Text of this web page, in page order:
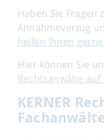
Haben Sie Fragen
Annahmeverzug
helfen Ihnen
Hier können Sie
Rechtsanwälte
KERNER